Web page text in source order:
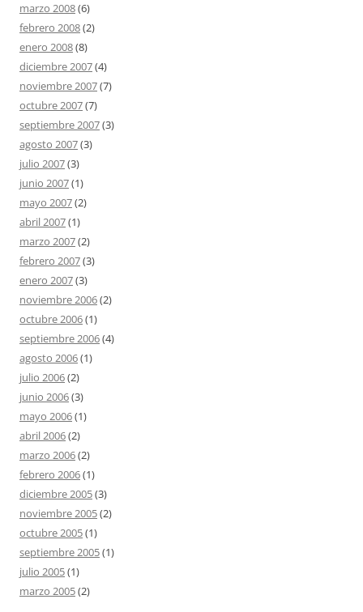
marzo 2008(6)
febrero 2008(2)
enero 2008(8)
diciembre 2007(4)
noviembre 2007(7)
octubre 2007(7)
septiembre 2007(3)
agosto 2007(3)
julio 2007(3)
junio 2007(1)
mayo 2007(2)
abril 2007(1)
marzo 2007(2)
febrero 2007(3)
enero 2007(3)
noviembre 2006(2)
octubre 2006(1)
septiembre 2006(4)
agosto 2006(1)
julio 2006(2)
junio 2006(3)
mayo 2006(1)
abril 2006(2)
marzo 2006(2)
febrero 2006(1)
diciembre 2005(3)
noviembre 2005(2)
octubre 2005(1)
septiembre 2005(1)
julio 2005(1)
marzo 2005(2)